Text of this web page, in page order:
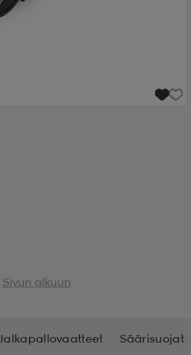
Sivun alkuun
Jalkapallovaatteet Säärisuojat